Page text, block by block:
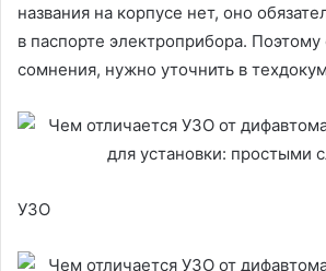
названия на корпусе нет, оно
в паспорте электроприбора. Поэтому
сомнения, нужно уточнить в
УЗО